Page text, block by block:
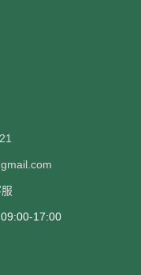
17:00